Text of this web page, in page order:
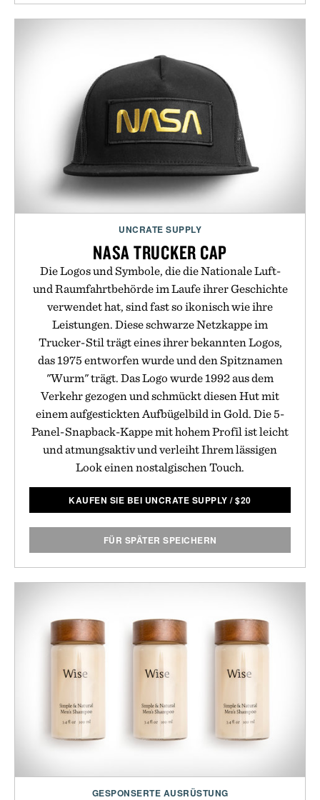
UNCRATE SUPPLY
NASA TRUCKER CAP
Die Logos und Symbole, die die Nationale Luft-
und Raumfahrtbehörde im Laufe ihrer Geschichte
verwendet hat, sind fast so ikonisch wie ihre
Leistungen. Diese schwarze Netzkappe im
Trucker-Stil trägt eines ihrer bekannten Logos,
das 1975 entworfen wurde und den Spitznamen
"Wurm" trägt. Das Logo wurde 1992 aus dem
Verkehr gezogen und schmückt diesen Hut mit
einem aufgestickten Aufbügelbild in Gold. Die 5-
Panel-Snapback-Kappe mit hohem Profil ist leicht
und atmungsaktiv und verleiht Ihrem lässigen
Look einen nostalgischen Touch.
KAUFEN SIE BEI UNCRATE SUPPLY /$20
FÜR SPÄTER SPEICHERN
GESPONSERTE AUSRÜSTUNG